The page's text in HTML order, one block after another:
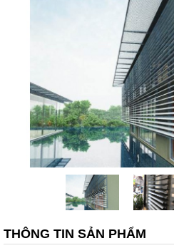
THÔNG TIN SẢN PHẨM